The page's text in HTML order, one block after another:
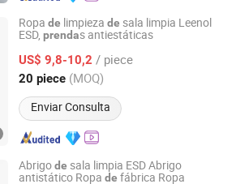
Ropa de limpieza de sala limpia Leenol
ESD, prendas antiestáticas
US$ 9,8-10,2 / piece
20 piece (MOQ)
Enviar Consulta
Co., Ltd.
Desde 2018
Abrigode sala limpia ESD Abrigo
antistático Ropa de fábrica Ropa